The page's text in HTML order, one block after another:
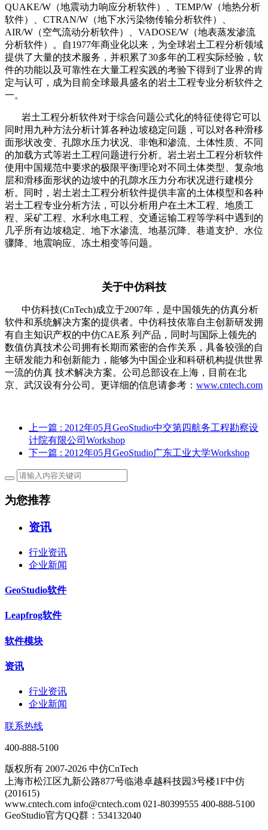
QUAKE/W（地震动力响应分析软件）、TEMP/W（地热分析
软件）、CTRAN/W（地下水污染物传输分析软件）、
AIR/W（空气流动分析软件）、VADOSE/W（地表蒸发渗流
分析软件）。自1977年商业化以来，为全球岩土工程分析领域
提供了大量的技术服务，并积累了30多年的工程实际经验，软
件的功能以及可靠性在大量工程实践的考验下得到了业界的肯
定与认可，成为目前全球最具盛名的岩土工程专业分析软件之
一。
岩土工程分析软件对于综合问题公式化的特征使得它可以
同时用九种方法分析计算各种边坡稳定问题，可以对各种滑移
面形状改变、孔隙水压力状况、非饱和渗流、土体性质、不同
的加载方式等岩土工程问题进行分析。岩土岩土工程分析软件
使用中国规范中要求的极限平衡理论对不同土体类型、复杂地
层和滑移面形状的边坡中的孔隙水压力分布状况进行建模分
析。同时，岩土岩土工程分析软件提供丰富的土体模型和各种
岩土工程专业分析方法，可以分析用户在土木工程、地质工
程、采矿工程、水利水电工程、交通运输工程等学科中遇到的
几乎所有边坡稳定、地下水渗流、地基沉降、巷道支护、水位
骤降、地震响应、冻土相变等问题。
关于中仿科技
中仿科技(CnTech)成立于2007年，是中国领先的仿真分析
软件和系统解决方案的提供者。中仿科技依靠自主创新研发拥
有自主知识产权的中仿CAE系 列产品，同时与国际上领先的
数值仿真技术公司拥有长期而紧密的合作关系，具备较强的自
主研发能力和创新能力，能够为中国企业和科研机构提供世界
一流的仿真 技术解决方案。公司总部设在上海，目前在北
京、武汉设有分公司。更详细的信息请参考： www.cntech.com
上一篇 : 2012年05月GeoStudio中交第四航务工程勘察设
计院有限公司Workshop
下一篇 : 2012年05月GeoStudio广东工业大学Workshop
为您推荐
资讯
行业资讯
企业新闻
GeoStudio软件
Leapfrog软件
软件模块
资讯
行业资讯
企业新闻
联系热线
400-888-5100
版权所有 2007-2026 中仿CnTech
上海市松江区九新公路877号临港卓越科技园3号楼1F中仿
(201615)
www.cntech.com info@cntech.com 021-80399555 400-888-5100
GeoStudio官方QQ群：534132040